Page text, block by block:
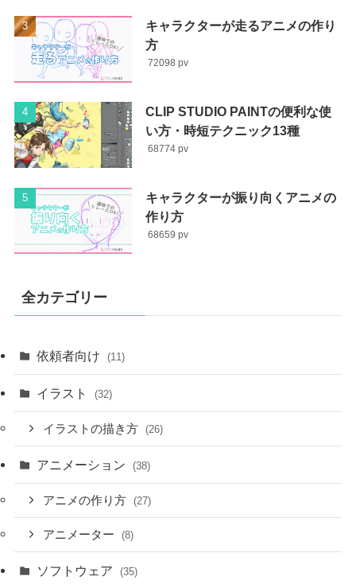
キャラクターが走るアニメの作り
方
72098
CLIP STUDIO PAINTの便利な使
い方・時短テクニック13種
68774
キャラクターが振り向くアニメの
作り方
68659
全カテゴリー
依頼者向け (11)
イラスト (32)
イラストの描き方 (26)
アニメーション (38)
アニメの作り方 (27)
アニメーター (8)
ソフトウェア (35)